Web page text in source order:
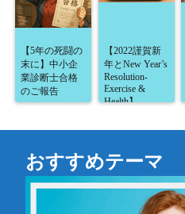
【5年の死闘の
末に】中小企
業診断士合格
のご報告
【2022謹賀新
年とNew Year’s
Resolution-
Exercise &
Health】
おすすめテーマ